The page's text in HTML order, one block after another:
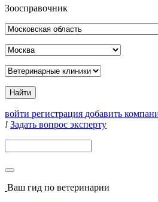
Зоосправочник
войти регистрация добавить
! Задать вопрос эксперту
Ваш гид по ветеринарии